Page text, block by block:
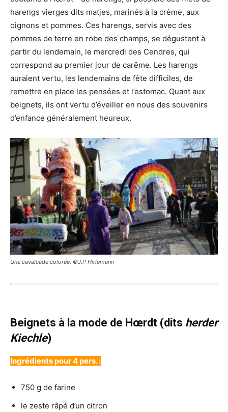
harengs vierges dits matjes, marinés à la crème, aux
oignons et pommes. Ces harengs, servis avec des
pommes de terre en robe des champs, se dégustent à
partir du lendemain, le mercredi des Cendres, qui
correspond au premier jour de carême. Les harengs
auraient vertu, les lendemains de fête difficiles, de
remettre en place les pensées et l’estomac. Quant aux
beignets, ils ont vertu d’éveiller en nous des souvenirs
d’enfance généralement heureux.
Une cavalcade colorée. ©J.P Hirlemann
Beignets à la mode de Hœrdt (dits herder
Kiechle)
Ingrédients pour 4 pers. :
750 g de farine
le zeste râpé d’un citron